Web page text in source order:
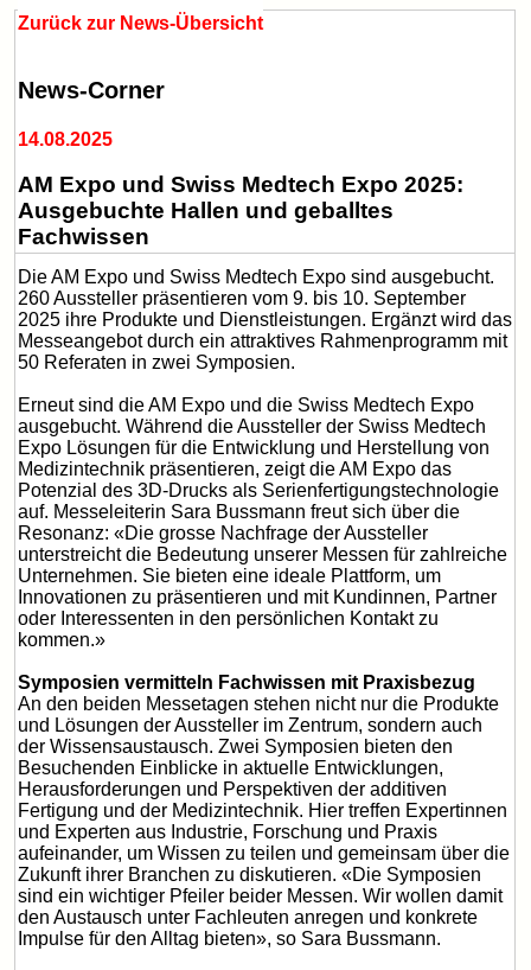
Zurück zur News-Übersicht
News-Corner
14.08.2025
AM Expo und Swiss Medtech Expo 2025:
Ausgebuchte Hallen und geballtes
Fachwissen
Die AM Expo und Swiss Medtech Expo sind ausgebucht.
260 Aussteller präsentieren vom 9. bis 10. September
2025 ihre Produkte und Dienstleistungen. Ergänzt wird das
Messeangebot durch ein attraktives Rahmenprogramm mit
50 Referaten in zwei Symposien.
Erneut sind die AM Expo und die Swiss Medtech Expo
ausgebucht. Während die Aussteller der Swiss Medtech
Expo Lösungen für die Entwicklung und Herstellung von
Medizintechnik präsentieren, zeigt die AM Expo das
Potenzial des 3D-Drucks als Serienfertigungstechnologie
auf. Messeleiterin Sara Bussmann freut sich über die
Resonanz: «Die grosse Nachfrage der Aussteller
unterstreicht die Bedeutung unserer Messen für zahlreiche
Unternehmen. Sie bieten eine ideale Plattform, um
Innovationen zu präsentieren und mit Kundinnen, Partner
oder Interessenten in den persönlichen Kontakt zu
kommen.»
Symposien vermitteln Fachwissen mit Praxisbezug
An den beiden Messetagen stehen nicht nur die Produkte
und Lösungen der Aussteller im Zentrum, sondern auch
der Wissensaustausch. Zwei Symposien bieten den
Besuchenden Einblicke in aktuelle Entwicklungen,
Herausforderungen und Perspektiven der additiven
Fertigung und der Medizintechnik. Hier treffen Expertinnen
und Experten aus Industrie, Forschung und Praxis
aufeinander, um Wissen zu teilen und gemeinsam über die
Zukunft ihrer Branchen zu diskutieren. «Die Symposien
sind ein wichtiger Pfeiler beider Messen. Wir wollen damit
den Austausch unter Fachleuten anregen und konkrete
Impulse für den Alltag bieten», so Sara Bussmann.